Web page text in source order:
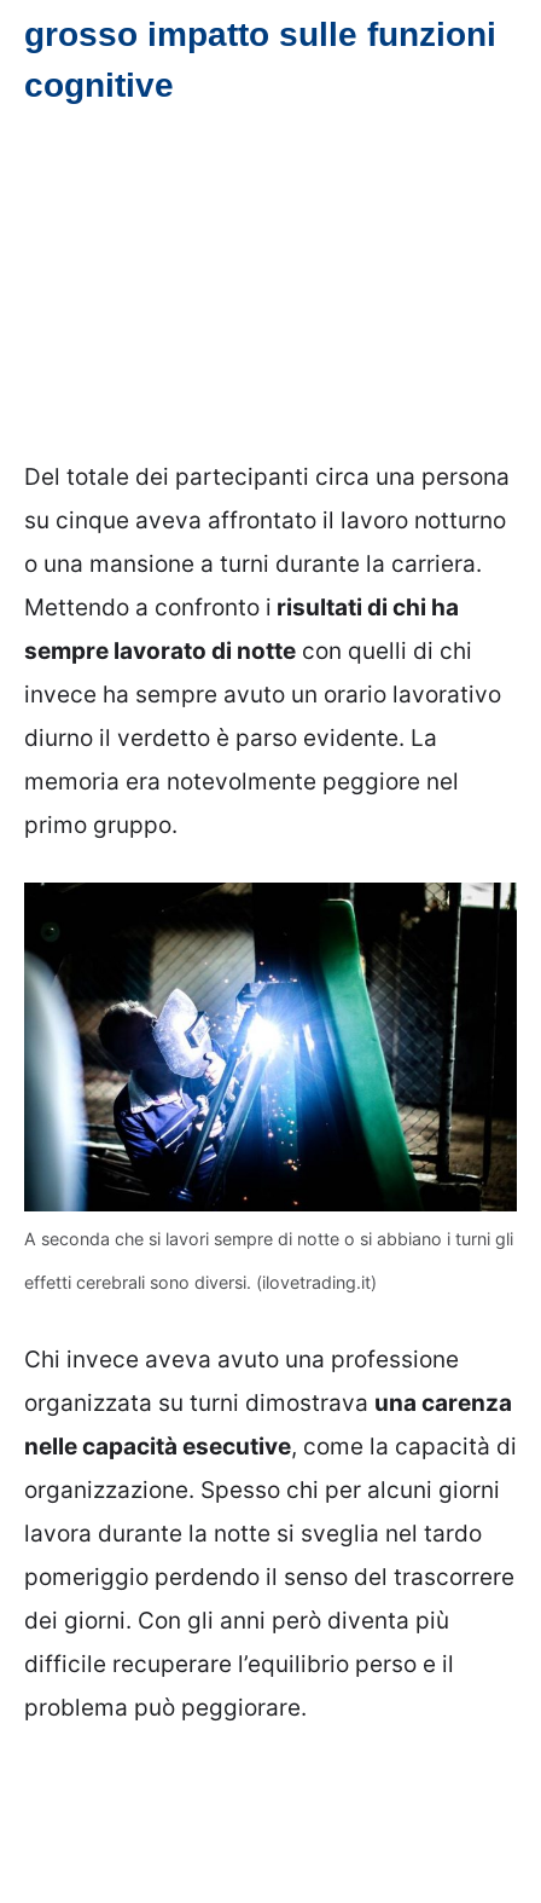
grosso impatto sulle funzioni
cognitive
Del totale dei partecipanti circa una persona
su cinque aveva affrontato il lavoro notturno
o una mansione a turni durante la carriera.
Mettendo a confronto i risultati di chi ha
sempre lavorato di notte con quelli di chi
invece ha sempre avuto un orario lavorativo
diurno il verdetto è parso evidente. La
memoria era notevolmente peggiore nel
primo gruppo.
A seconda che si lavori sempre di notte o si abbiano i turni gli
effetti cerebrali sono diversi. (ilovetrading.it)
Chi invece aveva avuto una professione
organizzata su turni dimostrava una carenza
nelle capacità esecutive, come la capacità di
organizzazione. Spesso chi per alcuni giorni
lavora durante la notte si sveglia nel tardo
pomeriggio perdendo il senso del trascorrere
dei giorni. Con gli anni però diventa più
difficile recuperare l’equilibrio perso e il
problema può peggiorare.